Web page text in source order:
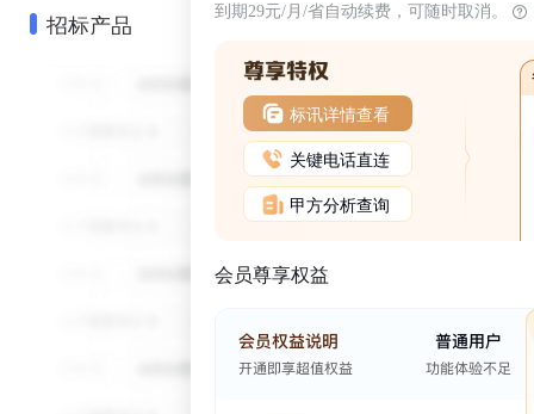
招标产品 到期29元/月/省自动续费，可随时取消。
标讯详情查看
关键电话直连
甲方分析查询
会员尊享权益